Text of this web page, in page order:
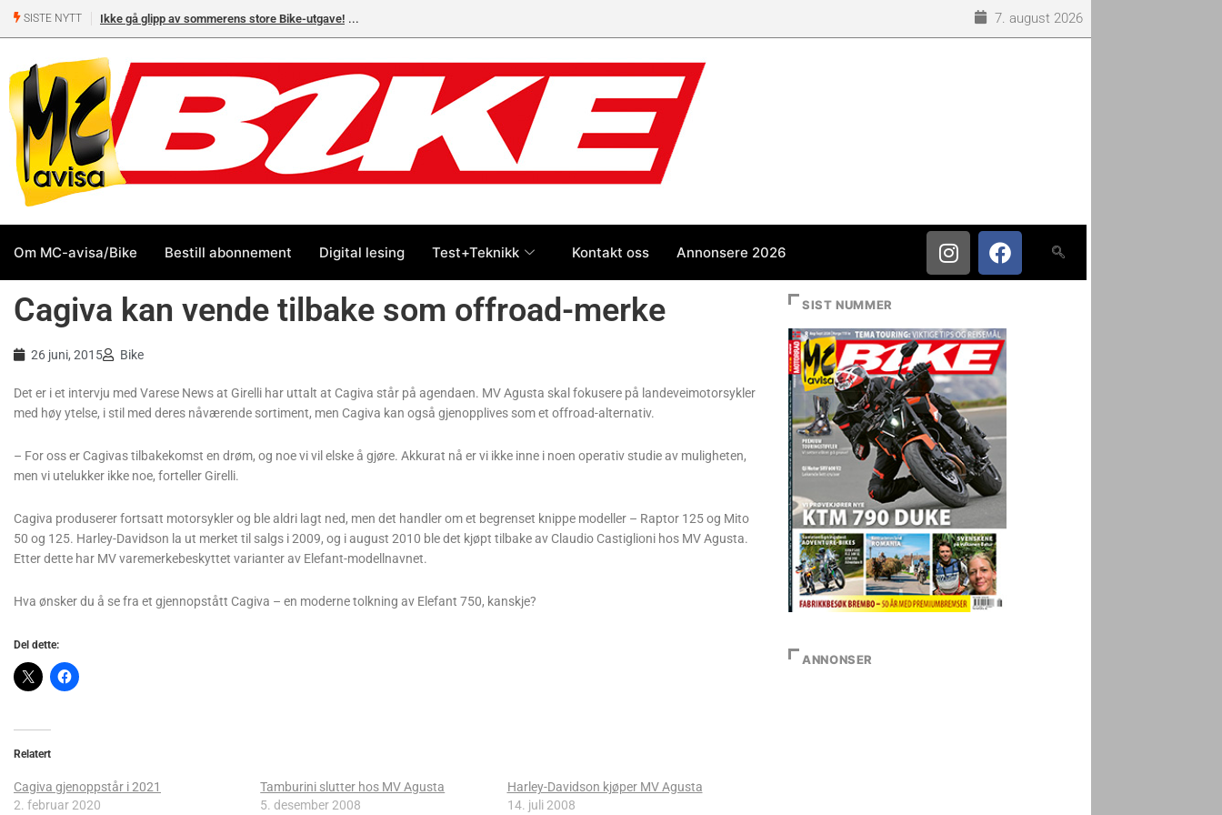
SISTE NYTT Ikke gå glipp av sommerens store Bike-utgave! 7. august 2026
Om MC-avisa/Bike Bestill abonnement Digital lesing Test+Teknikk Kontakt oss Annonsere 2026
Cagiva kan vende tilbake som offroad-merke
26 juni, 2015 Bike
Det er i et intervju med Varese News at Girelli har uttalt at Cagiva står på agendaen. MV Agusta skal fokusere på landeveimotorsykler
med høy ytelse, i stil med deres nåværende sortiment, men Cagiva kan også gjenopplives som et offroad-alternativ.
– For oss er Cagivas tilbakekomst en drøm, og noe vi vil elske å gjøre. Akkurat nå er vi ikke inne i noen operativ studie av muligheten,
men vi utelukker ikke noe, forteller Girelli.
Cagiva produserer fortsatt motorsykler og ble aldri lagt ned, men det handler om et begrenset knippe modeller – Raptor 125 og Mito
50 og 125. Harley-Davidson la ut merket til salgs i 2009, og i august 2010 ble det kjøpt tilbake av Claudio Castiglioni hos MV Agusta.
Etter dette har MV varemerkebeskyttet varianter av Elefant-modellnavnet.
Hva ønsker du å se fra et gjennopstått Cagiva – en moderne tolkning av Elefant 750, kanskje?
Del dette:
Relatert
Cagiva gjenoppstår i 2021
2. februar 2020
Tamburini slutter hos MV Agusta
5. desember 2008
Harley-Davidson kjøper MV Agusta
14. juli 2008
SIST NUMMER
ANNONSER